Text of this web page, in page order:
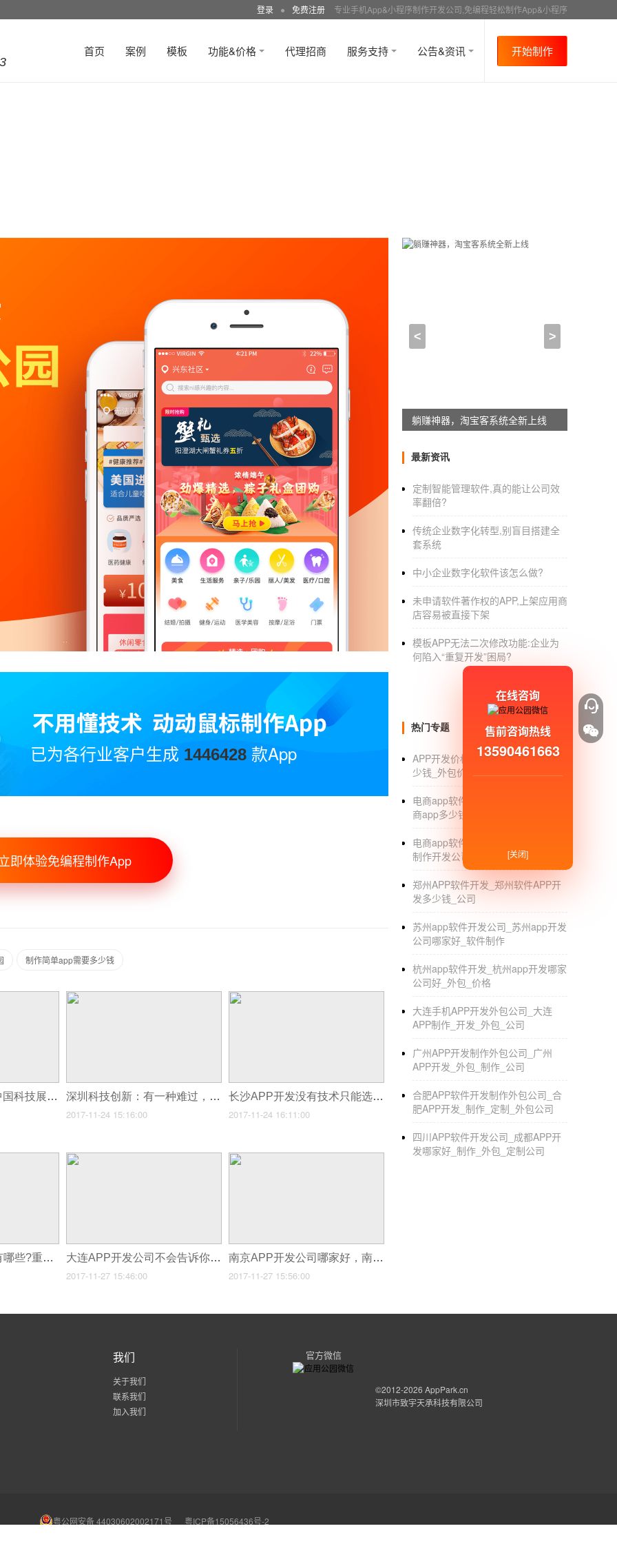
登录 ● 免费注册 专业手机App&小程序制作开发公司,免编程轻松制作App&小程序
首页 案例 模板 功能&价格 代理招商 服务支持 公告&资讯 开始制作
2021-01-30 13:30:00
源及书籍订阅的“网易云阅读”，报刊、也有
户阅读
新闻类app开发很多，随便找个第三方应
企业开发APP后如何去运营维护
会产生自然下载。
这是企业内部必须得做的事，想要让用
一款成功的
在于它的不确定性。要记得的是：运营的核心
我对 开发手机APP很感兴趣，可以去
兴趣是较好的老师，如果你真的对
看自己对于编程这个工作的接受程度怎么样
很多时间，但是也没学到什么东西。总之就
如何从零开始学安卓App开发
如果从目的上来说的话!我有2个建议; 1、
过以上2点都要求你有自己网络空间来存储
已为各行业客户生成 1446428 款App
即体验免编程制作App
制作简单app需要多少钱
可怕的深圳：看了中国科技展，才知道知识限制了我的想象力 深圳科技创新：有一种难过，叫你不懂深圳！
2017-11-24 15:16:00
长沙APP开发没有技术只能选择外包公司？看看这个APP新模式再做选择
2017-11-24 16:11:00
重庆APP开发公司有哪些?重庆APP开发新模式，免编程自己制作 大连APP开发公司不会告诉你，这些手机APP制作技巧可少花60万！
2017-11-27 15:46:00
南京APP开发公司哪家好，南京APP开发价格？零编程5分钟快速制作
2017-11-27 15:56:00
< >
躺赚神器，淘宝客系统全新上线
最新资讯
定制智能管理软件,真的能让公司效
率翻倍?
传统企业数字化转型,别盲目搭建全
套系统
中小企业数字化软件该怎么做?
未申请软件著作权的APP,上架应用商
店容易被直接下架
模板APP无法二次修改功能:企业为
何陷入“重复开发”困局?
热门专题
APP开发价格_开发个手机APP要多
少钱_外包价格_报价单
电商app软件开发_开发一个手机电
商app多少钱_报价
电商app软件制作开发_电商app软件
制作开发公司_价格
郑州APP软件开发_郑州软件APP开
发多少钱_公司
苏州app软件开发公司_苏州app开发
公司哪家好_软件制作
杭州app软件开发_杭州app开发哪家
公司好_外包_价格
大连手机APP开发外包公司_大连
APP制作_开发_外包_公司
广州APP开发制作外包公司_广州
APP开发_外包_制作_公司
合肥APP软件开发制作外包公司_合
肥APP开发_制作_定制_外包公司
四川APP软件开发公司_成都APP开
发哪家好_制作_外包_定制公司
我们
关于我们
联系我们
加入我们
官方微信
©2012-2026 AppPark.cn
深圳市致宇天承科技有限公司
粤公网安备 44030602002171号 粤ICP备15056436号-2
在线咨询
售前咨询热线
13590461663
[关闭]